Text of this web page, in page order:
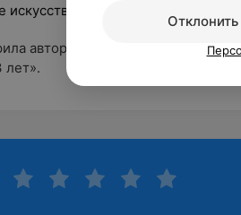
авторскую программу курса
лет».
Отклонить